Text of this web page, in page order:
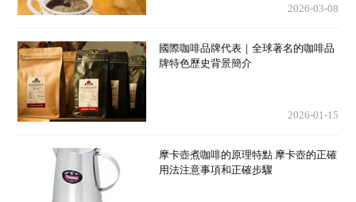
2026-03-08
國際咖啡品牌代表｜全球著名的咖啡品
牌特色歷史背景簡介
2026-01-15
摩卡壺煮咖啡的原理特點 摩卡壺的正確
用法注意事項和正確步驟